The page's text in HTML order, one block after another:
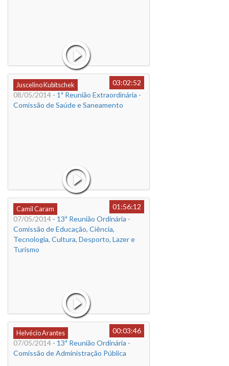
Juscelino Kubitschek
03:02:52
08/05/2014 - 1ª Reunião Extraordinária -
Comissão de Saúde e Saneamento
Camil Caram
01:56:12
07/05/2014 - 13ª Reunião Ordinária -
Comissão de Educação, Ciência,
Tecnologia, Cultura, Desporto, Lazer e
Turismo
Helvécio Arantes
00:03:46
07/05/2014 - 13ª Reunião Ordinária -
Comissão de Administração Pública